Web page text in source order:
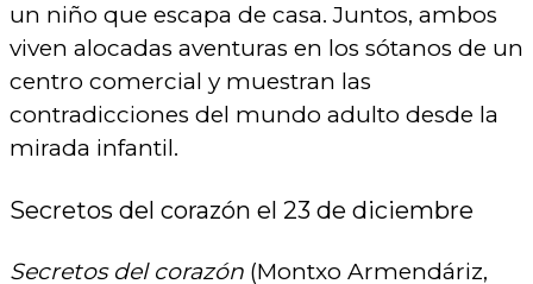
un niño que escapa de casa. Juntos, ambos
viven alocadas aventuras en los sótanos de un
centro comercial y muestran las
contradicciones del mundo adulto desde la
mirada infantil.
Secretos del corazón el 23 de diciembre
Secretos del corazón (Montxo Armendáriz,